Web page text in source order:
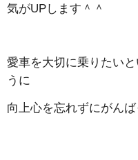
気がUPします＾＾
愛車を大切に乗りたい
うに
向上心を忘れずにがんば